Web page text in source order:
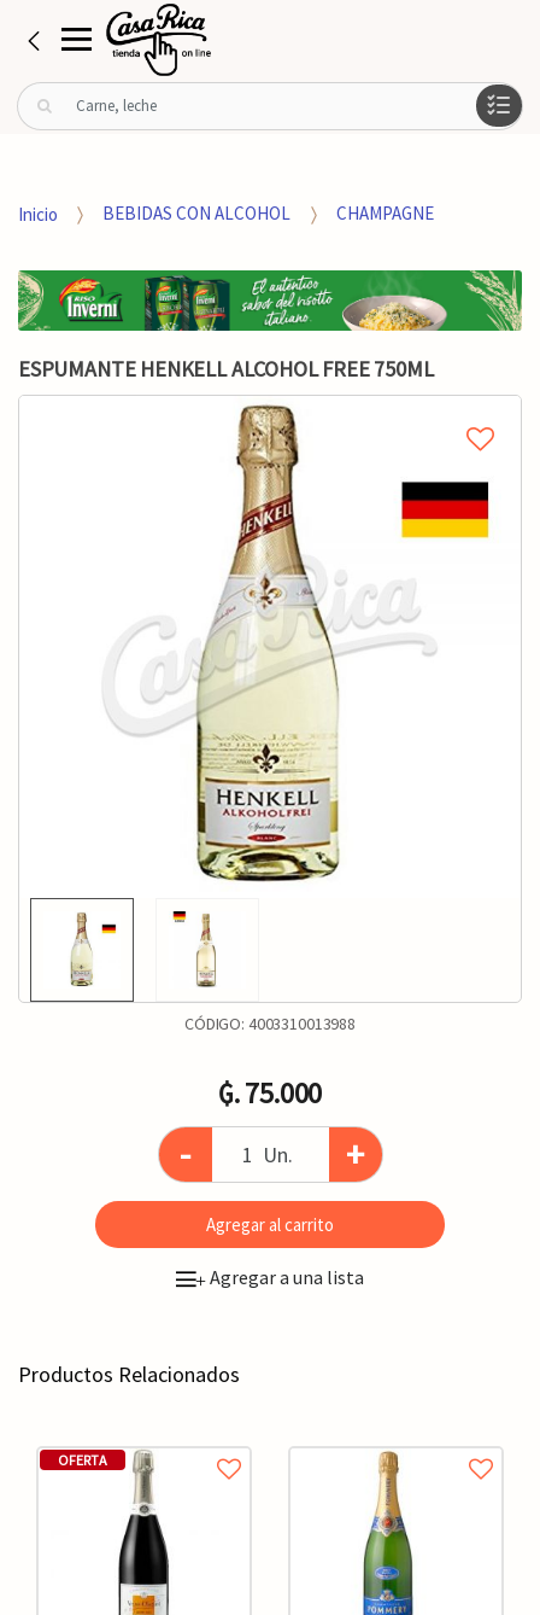
B
u
r
o
r
:
Inicio BEBIDAS CON ALCOHOL CHAMPAGNE
ESPUMANTE HENKELL ALCOHOL FREE 750ML
CÓDIGO: 4003310013988
₲. 75.000
- Un. +
Agregar al carrito
+Agregar a una lista
Productos Relacionados
OFERTA